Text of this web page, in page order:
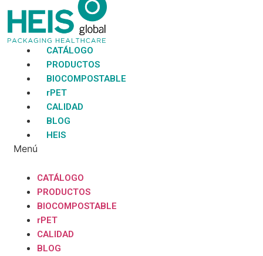
CATÁLOGO
PRODUCTOS
BIOCOMPOSTABLE
rPET
CALIDAD
BLOG
HEIS
Menú
CATÁLOGO
PRODUCTOS
BIOCOMPOSTABLE
rPET
CALIDAD
BLOG